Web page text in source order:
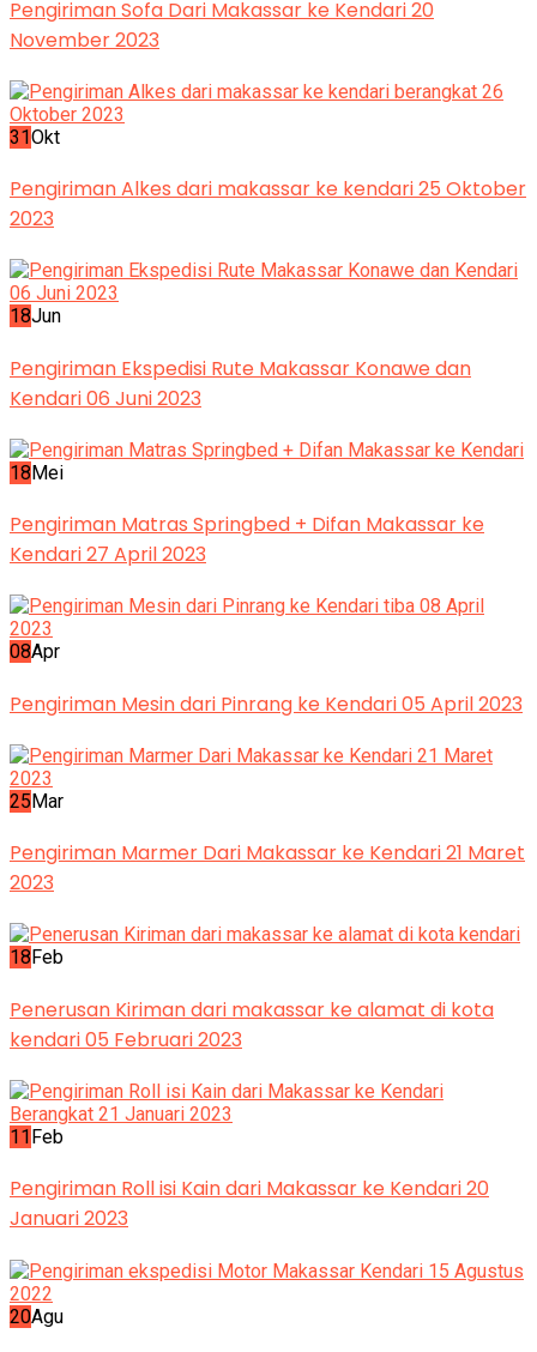
Pengiriman Sofa Dari Makassar ke Kendari 20
November 2023
31Okt
Pengiriman Alkes dari makassar ke kendari 25 Oktober
2023
18Jun
Pengiriman Ekspedisi Rute Makassar Konawe dan
Kendari 06 Juni 2023
18Mei
Pengiriman Matras Springbed + Difan Makassar ke
Kendari 27 April 2023
08Apr
Pengiriman Mesin dari Pinrang ke Kendari 05 April 2023
25Mar
Pengiriman Marmer Dari Makassar ke Kendari 21 Maret
2023
18 Feb
Penerusan Kiriman dari makassar ke alamat di kota
kendari 05 Februari 2023
11Feb
Pengiriman Roll isi Kain dari Makassar ke Kendari 20
Januari 2023
20Agu